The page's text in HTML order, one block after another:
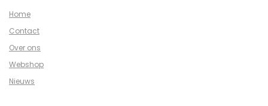
Home
Contact
Over ons
Webshop
Nieuws